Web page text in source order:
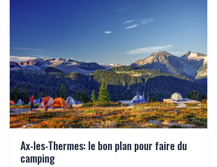
Ax-les-Thermes: le bon plan pour faire du
camping